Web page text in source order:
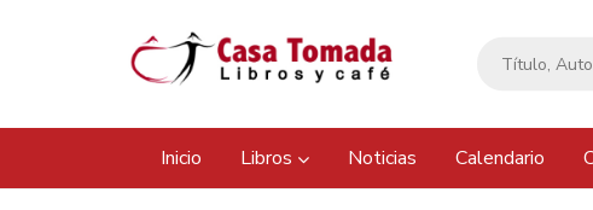
Inicio Libros Noticias Calendario